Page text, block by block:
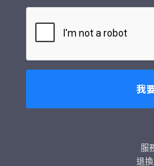
我
退
服